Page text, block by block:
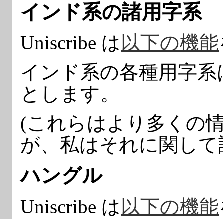
インド系の諸用字系
Uniscribe は以下の機能
インド系の各種用字
とします。
(これらはより多くの
が、私はそれに関し
ハングル
Uniscribe は以下の機能